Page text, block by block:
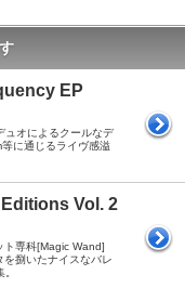
EP
ュオによるクールなデ
に通じるライヴ感溢
Vol. 2
専科[Magic Wand]
捌いたナイスなバレ